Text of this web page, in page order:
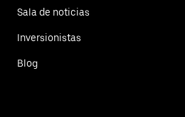
Sala de noticias
Inversionistas
Blog